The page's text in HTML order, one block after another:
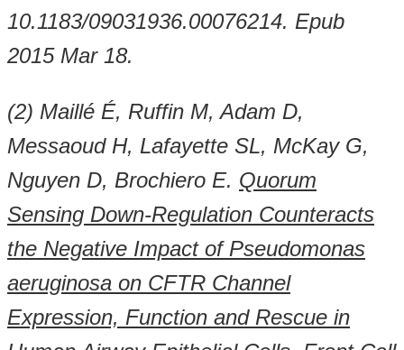
10.1183/09031936.00076214. Epub
2015 Mar 18.
(2) Maillé É, Ruffin M, Adam D,
Messaoud H, Lafayette SL, McKay G,
Nguyen D, Brochiero E. Quorum
Sensing Down-Regulation Counteracts
the Negative Impact of Pseudomonas
aeruginosa on CFTR Channel
Expression, Function and Rescue in